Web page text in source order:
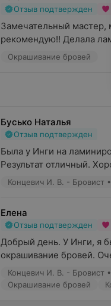
Отзыв подтвержден
Замечательный мастер,
рекомендую!! Делала
Окрашивание бровей
Бусько Наталья
Отзыв подтвержден
Была у Инги на
Результат отличный.
Концевич И. В. - Бровист
Елена
Отзыв подтвержден
Добрый день. У Инги, я
окрашивание бровей.
Концевич И. В. - Бровист
Окрашивание бровей